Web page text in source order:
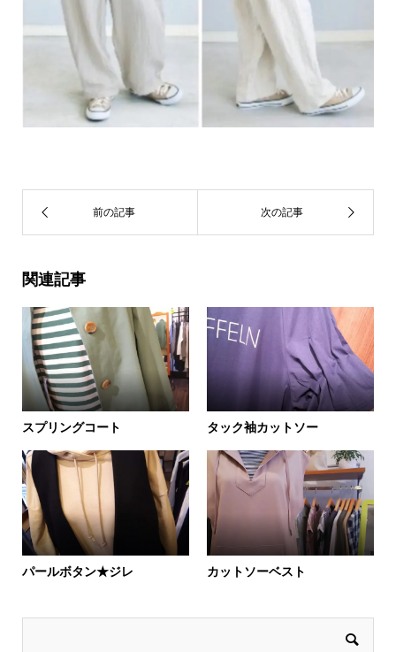
関連記事
スプリングコート タック袖カットソー
パールボタン★ジレ カットソーベスト